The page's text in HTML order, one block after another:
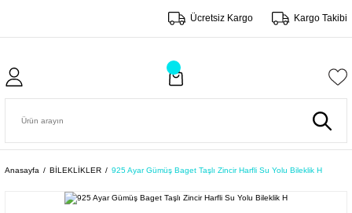
Ücretsiz Kargo Kargo Takibi
Anasayfa BİLEKLİKLER 925 Ayar Gümüş Baget Taşlı Zincir Harfli Su Yolu Bileklik H